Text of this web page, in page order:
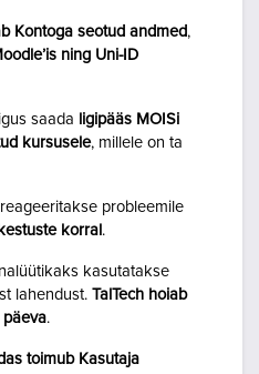
Kontoga seotud andmed,
ning Uni-ID
saada ligipääs MOISi
kursusele, millele on ta
probleemile
korral .
kasutatakse
lahendust. TalTech hoiab
päeva.
toimub Kasutaja